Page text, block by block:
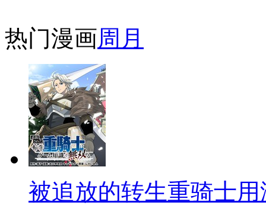
热门漫画周 月
被追放的转生重骑士